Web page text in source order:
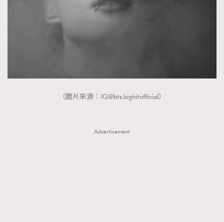
（圖片來源： IG@bts.bighitofficial）
Advertisement